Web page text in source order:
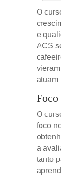
O
e
ACS
atuam
Foco
O
foco
a
tanto